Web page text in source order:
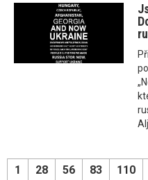
1 28 56 83 110